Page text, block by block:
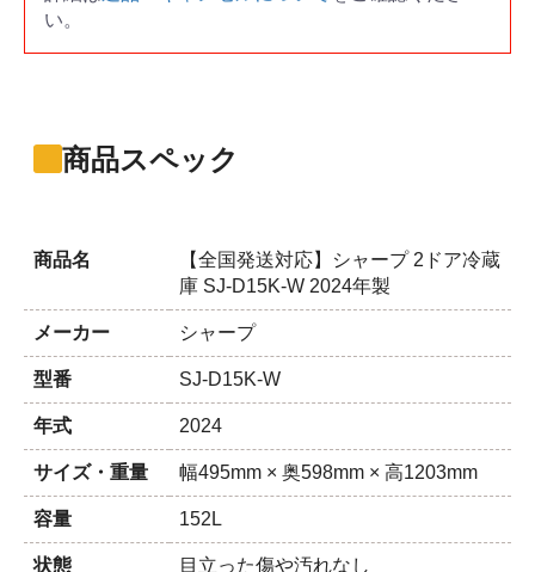
い。
商品スペック
商品名
【全国発送対応】シャープ 2ドア冷蔵
庫 SJ-D15K-W 2024年製
メーカー シャープ
型番 SJ-D15K-W
年式 2024
サイズ・重量 幅495mm × 奥598mm × 高1203mm
容量 152L
状態 目立った傷や汚れなし